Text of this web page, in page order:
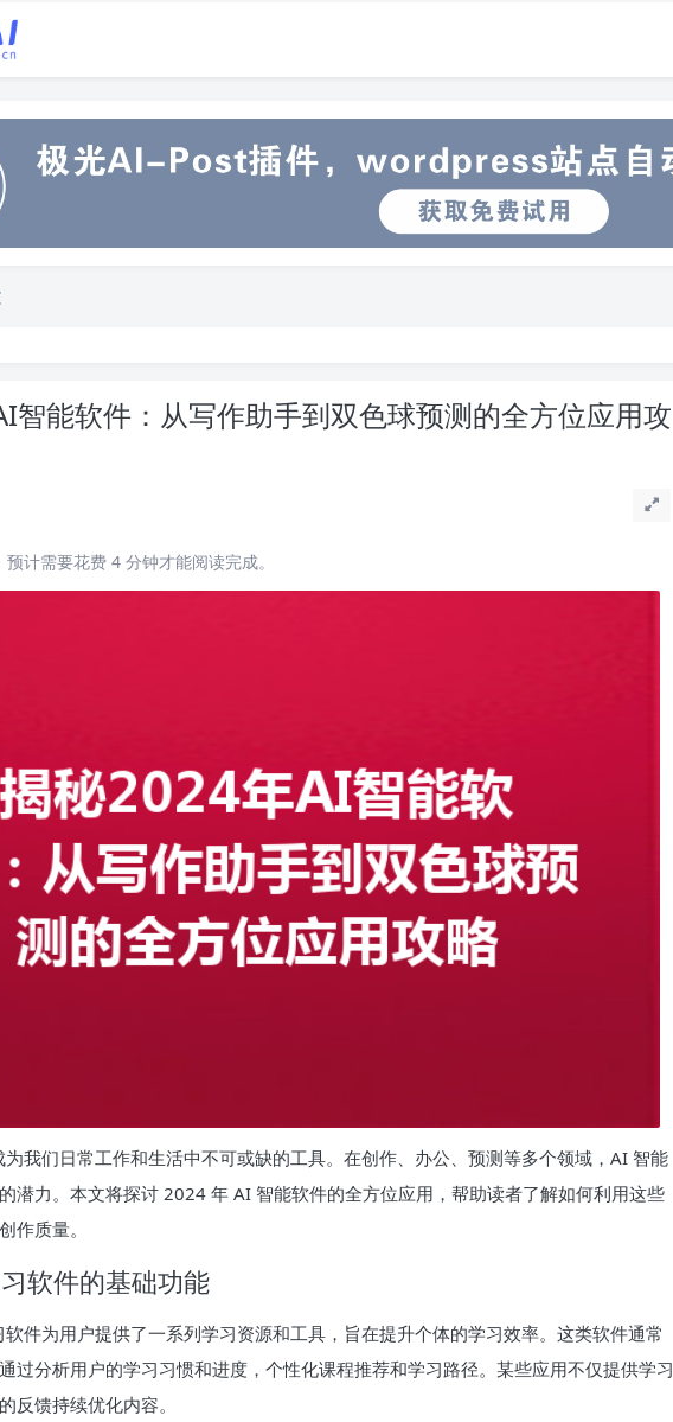
智能软件：从写作助手到双色球预测的全方位应用攻
计需要花费 4 分钟才能阅读完成。
我们日常工作和生活中不可或缺的工具。在创作、办公、预测等多个领域，AI 智能
潜力。本文将探讨 2024 年 AI 智能软件的全方位应用，帮助读者了解如何利用这些
作质量。
软件的基础功能
件为用户提供了一系列学习资源和工具，旨在提升个体的学习效率。这类软件通常
过分析用户的学习习惯和进度，个性化课程推荐和学习路径。某些应用不仅提供学习
反馈持续优化内容。